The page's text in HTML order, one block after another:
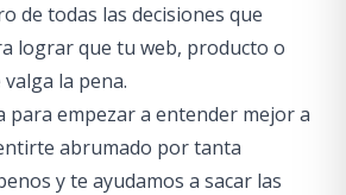
de todas las decisiones que
lograr que tu web, producto o
la pena.
para empezar a entender mejor a
abrumado por tanta
y te ayudamos a sacar las